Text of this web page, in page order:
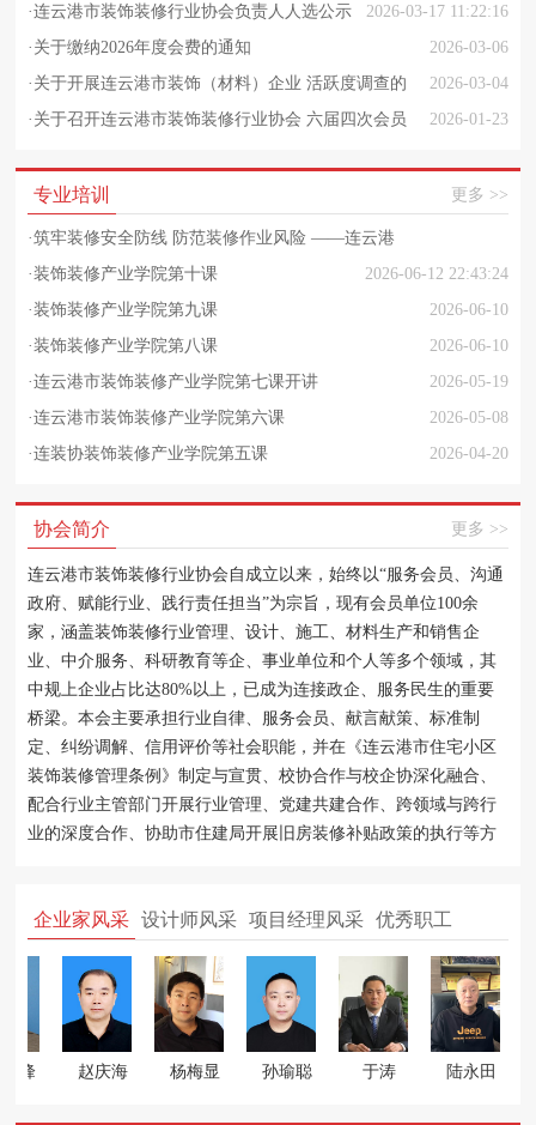
·连云港市装饰装修行业协会负责人人选公示
2026-03-17 11:22:16
· 关于缴纳2026年度会费的通知
2026-03-06
· 关于开展连云港市装饰（材料）企业 活跃度调查的
通知
2026-03-04
· 关于召开连云港市装饰装修行业协会 六届四次会员
2026-01-23
专业培训 更多 >>
·筑牢装修安全防线 防范装修作业风险 ——连云港
市装饰装修行业安全质量专项培训（第二期）成功
举办
2026-06-30 22:43:44
·装饰装修产业学院第十课
2026-06-12 22:43:24
·装饰装修产业学院第九课
2026-06-10
·装饰装修产业学院第八课
2026-06-10
·连云港市装饰装修产业学院第七课开讲
2026-05-19
·连云港市装饰装修产业学院第六课
2026-05-08
·连装协装饰装修产业学院第五课 2026-04-20
协会简介 更多 >>
连云港市装饰装修行业协会自成立以来，始终以“服务会员、沟通
政府、赋能行业、践行责任担当”为宗旨，现有会员单位100余
家，涵盖装饰装修行业管理、设计、施工、材料生产和销售企
业、中介服务、科研教育等企、事业单位和个人等多个领域，其
中规上企业占比达80%以上，已成为连接政企、服务民生的重要
桥梁。本会主要承担行业自律、服务会员、献言献策、标准制
定、纠纷调解、信用评价等社会职能，并在《连云港市住宅小区
装饰装修管理条例》制定与宣贯、校协合作与校企协深化融合、
配合行业主管部门开展行业管理、党建共建合作、跨领域与跨行
业的深度合作、协助市住建局开展旧房装修补贴政策的执行等方
号。
企业家风采 设计师风采 项目经理风采 优秀职工
赵庆海 杨梅显 孙瑜聪 于涛 陆永田